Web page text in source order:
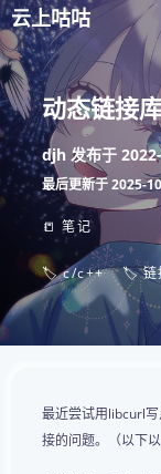
云上咕咕
动态链接
djh 发布于
最后更新于2025-
📒 笔记
🏷️ c/c++ 🏷️ 链
最近尝试用libcurl
接的问题。（以下